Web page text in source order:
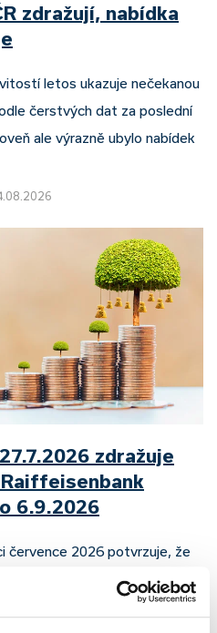
zdražují, nabídka
letos ukazuje nečekanou
čerstvých dat za poslední
ale výrazně ubylo nabídek
zdražuje
6.9.2026
července 2026 potvrzuje, že
část bank pokračuje v jejich
zvýšila hypoteční sazby